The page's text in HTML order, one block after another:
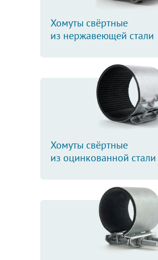
Хомуты свёртные
из нержавеющей стали
Хомуты свёртные
из оцинкованной стали